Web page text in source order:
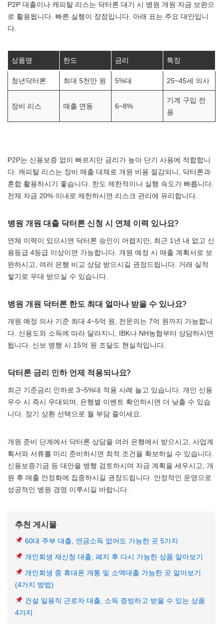
P2P 대출이나 캐피탈 리스는 닥터론 대기 시 병원 개원 자금 보완으
로 활용됩니다. 빠른 실행이 장점입니다. 아래 표는 주요 대안입니
다.
상품명 한도 금리 특징
청년닥터론 최대 5천만 원 5%대 25~45세 의사
장비 리스 매출 연동 6~8%
기계 구입 전
용
P2P는 신용보증 없이 빠르지만 금리가 높아 단기 사용에 적합합니
다. 캐피탈 리스는 장비 매출 대체로 개원 비용 절감되니, 닥터론과
혼합 활용하시기 좋습니다. 한도 제한적이나 실행 속도가 빠릅니다.
전체 자금 20% 이내로 제한하시면 리스크 관리에 유리합니다.
병원 개원 대출 닥터론 신청 시 연체 이력 있나요?
연체 이력이 있으시면 닥터론 승인이 어렵지만, 최근 1년 내 없고 신
용등급 4등급 이상이면 가능합니다. 개원 예정 시 매출 계획서로 보
완하시고, 여러 은행 비교 상담 받으시길 권장드립니다. 거래 실적
쌓기로 우대 받으실 수 있습니다.
병원 개원 닥터론 한도 최대 얼마나 받을 수 있나요?
개원 예정 의사 기준 최대 4~5억 원, 전문의는 7억 원까지 가능합니
다. 신용도와 소득에 따라 달라지니, IBK나 NH농협부터 상담하시면
됩니다. 신보 병행 시 15억 원 조달도 현실적입니다.
닥터론 금리 인하 언제 적용되나요?
최근 기준금리 인하로 3~5%대 적용 사례 늘고 있습니다. 개인 신용
우수 시 즉시 우대되며, 은행별 이벤트 확인하시면 더 낮출 수 있습
니다. 장기 상환 선택으로 월 부담 줄이세요.
개원 준비 단계에서 닥터론 상담을 여러 은행에서 받으시고, 사업계
획서와 서류를 미리 준비하시면 최적 조건을 확보하실 수 있습니다.
신용보증기금 등 대안을 병행 검토하시며 자금 계획을 세우시고, 개
원 후 매출 안정화에 집중하시길 권장드립니다. 안정적인 운영으로
성공적인 병원 경영 이루시길 바랍니다.
추천 게시물
60대 주부 대출, 연금소득 없어도 가능한 곳 5가지
개인회생 재신청 대출, 폐지 후 다시 가능한 상품 알아보기
개인회생 중 휴대폰 개통 및 소액대출 가능한 곳 알아보기
(4가지 방법)
건설 일용직 근로자 대출, 소득 증빙하고 받을 수 있는 상품
4가지